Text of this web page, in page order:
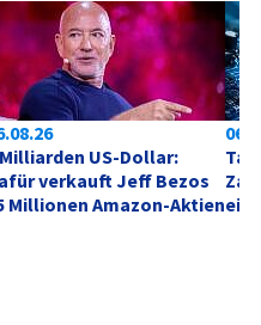
US-Dollar:
verkauft Jeff Bezos
Millionen Amazon-Aktien